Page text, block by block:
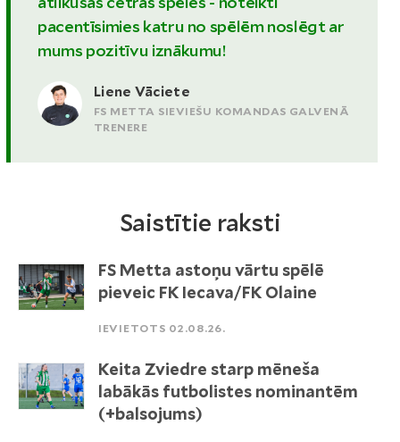
pacentīsimies katru no spēlēm noslēgt ar
mums pozitīvu iznākumu!
Liene Vāciete
FS METTA SIEVIEŠU KOMANDAS GALVENĀ
TRENERE
Saistītie raksti
FS Metta astoņu vārtu spēlē
pieveic FK Iecava/FK Olaine
IEVIETOTS 02.08.26.
Keita Zviedre starp mēneša
labākās futbolistes nominantēm
(+balsojums)